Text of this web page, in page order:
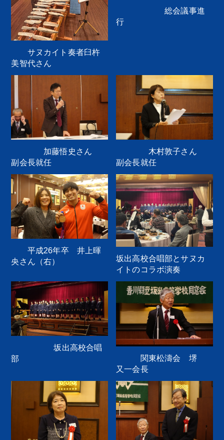
同窓会概要
お知らせ
お問い合わせ
サヌカイト奏者臼杵
美智代さん
総会議事進
行
加藤悟史さん
副会長就任
木村敦子さん
副会長就任
平成26年卒 井上暉
央さん（右）
坂出高校合唱部とサヌカ
イトのコラボ演奏
坂出高校合唱
部
関東松濤会 堺
又一会長